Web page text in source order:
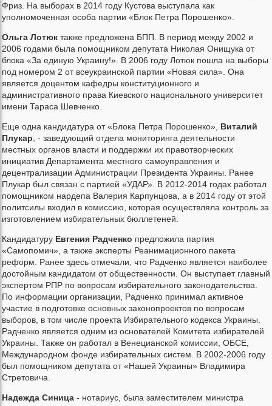
Фриз. На выборах в 2014 году Кустова выступала как
уполномоченная особа партии «Блок Петра Порошенко».
Ольга Лотюк также предложена БПП. В период между 2002 и
2006 годами была помощником депутата Николая Онищука от
блока «За единую Украину!». В 2006 году Лотюк пошла на выборы
под номером 2 от всеукраинской партии «Новая сила». Она
является доцентом кафедры конституционного и
административного права Киевского национального университет
имени Тараса Шевченко.
Еще одна кандидатура от «Блока Петра Порошенко», Виталий
Плукар , - заведующий отдела мониторинга деятельности
местных органов власти и поддержки их правотворческих
инициатив Департамента местного самоуправления и
децентрализации Администрации Президента Украины. Ранее
Плукар был связан с партией «УДАР». В 2012-2014 годах работал
помощником нардепа Валерия Карпунцова, а в 2014 году от этой
политсилы входил в комиссию, которая осуществляла контроль за
изготовлением избирательных бюллетеней.
Кандидатуру Евгения Радченко предложила партия
«Самопомич», а также эксперты Реанимационного пакета
реформ. Ранее здесь отмечали, что Радченко является наиболее
достойным кандидатом от общественности. Он выступает главный
экспертом РПР по вопросам избирательного законодательства.
По информации организации, Радченко принимал активное
участие в подготовке основных законопроектов по вопросам
выборов, в том числе проекта Избирательного кодекса Украины.
Радченко является одним из основателей Комитета избирателей
Украины. Также он работал в Венецианской комиссии, ОБСЕ,
Международном фонде избирательных систем. В 2002-2006 году
был помощником депутата от «Нашей Украины» Владимира
Стретовича.
Надежда Синица - нотариус, была заместителем министра